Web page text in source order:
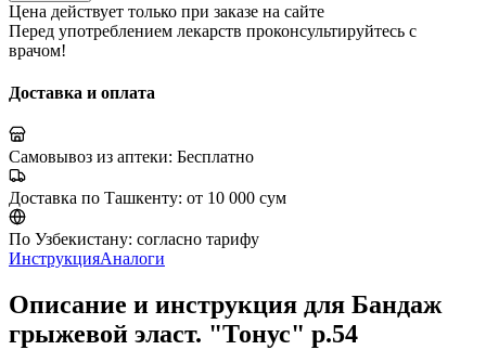
Цена действует только при заказе на сайте
Перед употреблением лекарств проконсультируйтесь с
врачом!
Доставка и оплата
Самовывоз из аптеки: Бесплатно
Доставка по Ташкенту: от 10 000 сум
По Узбекистану: согласно тарифу
ИнструкцияАналоги
Описание и инструкция для Бандаж
грыжевой эласт. "Тонус" р.54